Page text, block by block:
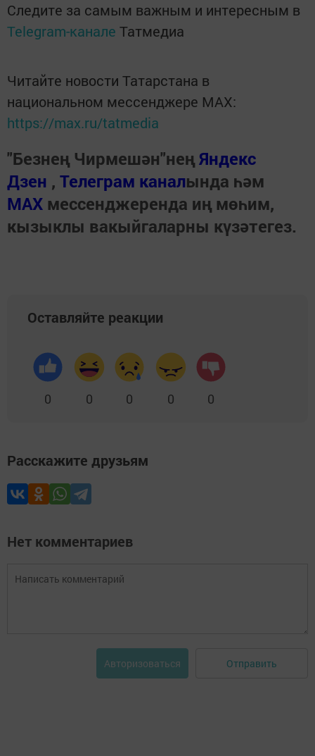
Следите за самым важным и интересным в
Telegram-канале Татмедиа
Читайте новости Татарстана в
национальном мессенджере MАХ:
https://max.ru/tatmedia
"Безнең Чирмешән"неңЯндекс
Дзен , Телеграм каналында һәм
МАХ мессенджеренда иң мөһим,
кызыклы вакыйгаларны күзәтегез.
Оставляйте реакции
0 0 0 0 0
Расскажите друзьям
Нет комментариев
Авторизоваться Отправить